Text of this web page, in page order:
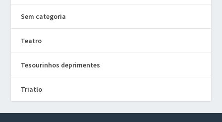
Sem categoria
Teatro
Tesourinhos deprimentes
Triatlo